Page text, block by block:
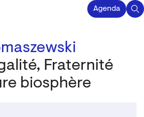
Agenda
Fraternité
biosphère